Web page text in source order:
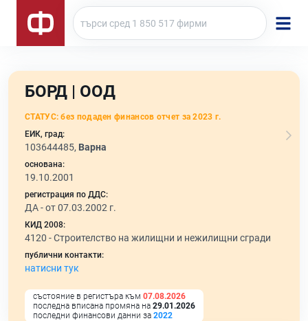
БОРД | ООД
СТАТУС: без подаден финансов отчет за 2023 г.
ЕИК, град:
103644485, Варна
основана:
19.10.2001
регистрация по ДДС:
ДА - от 07.03.2002 г.
КИД 2008:
4120 -Строителство на жилищни и нежилищни сгради
публични контакти:
натисни тук
състояние в регистъра към 07.08.2026
последна вписана промяна на 29.01.2026
последни финансови данни за 2022